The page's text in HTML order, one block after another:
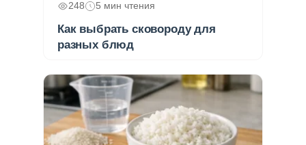
248 5 мин чтения
Как выбрать сковороду для
разных блюд